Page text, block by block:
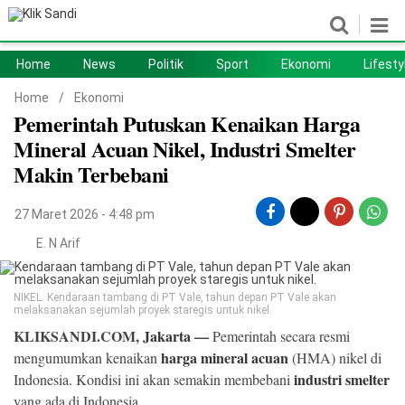
Politik Sport
Ekonomi Lifestyle
Otomotif Teknologi
Home News Politik Sport Ekonomi
Home / Ekonomi
Pemerintah Putuskan Kenaikan Harga
Mineral Acuan Nikel, Industri Smelter
Makin Terbebani
27 Maret 2026 - 4:48 pm
E. N Arif
NIKEL. Kendaraan tambang di PT Vale, tahun depan PT Vale akan
melaksanakan sejumlah proyek staregis untuk nikel.
KLIKSANDI.COM,Jakarta—Pemerintah secara resmi
mengumumkan kenaikan harga mineral acuan(HMA) nikel di
Indonesia. Kondisi ini akan semakin membebani industri smelter
yang ada di Indonesia.